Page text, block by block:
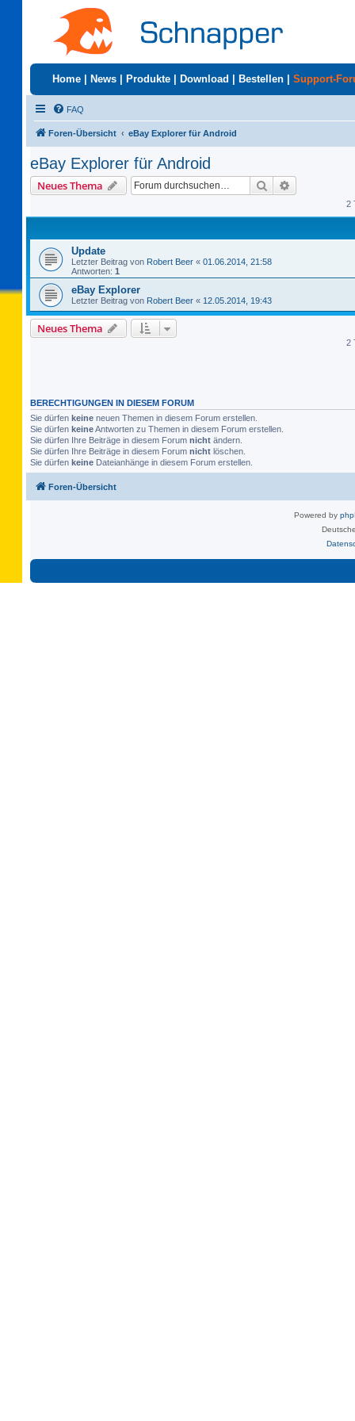
Home News Produkte Download Bestellen Support-
FAQ
Foren-Übersicht eBay Explorer für Android
eBay Explorer für Android
Neues Thema Suche
2
Update
Letzter Beitrag von Robert Beer « 01.06.2014, 21:58
Antworten: 1
eBay Explorer
Letzter Beitrag von Robert Beer « 12.05.2014, 19:43
Neues Thema
2
BERECHTIGUNGEN IN DIESEM FORUM
Sie dürfen keine neuen Themen in diesem Forum erstellen.
Sie dürfen keineAntworten zu Themen in diesem Forum erstellen.
Sie dürfen Ihre Beiträge in diesem Forum nicht ändern.
Sie dürfen Ihre Beiträge in diesem Forum nicht löschen.
Sie dürfen keine Dateianhänge in diesem Forum erstellen.
Foren-Übersicht
Powered by